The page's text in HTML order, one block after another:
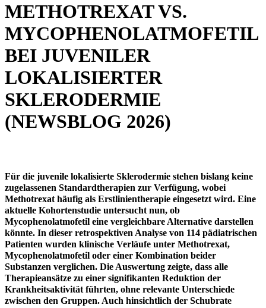
METHOTREXAT VS.
MYCOPHENOLATMOFETIL
BEI JUVENILER
LOKALISIERTER
SKLERODERMIE
(NEWSBLOG 2026)
Für die juvenile lokalisierte Sklerodermie stehen bislang keine
zugelassenen Standardtherapien zur Verfügung, wobei
Methotrexat häufig als Erstlinientherapie eingesetzt wird. Eine
aktuelle Kohortenstudie untersucht nun, ob
Mycophenolatmofetil eine vergleichbare Alternative darstellen
könnte. In dieser retrospektiven Analyse von 114 pädiatrischen
Patienten wurden klinische Verläufe unter Methotrexat,
Mycophenolatmofetil oder einer Kombination beider
Substanzen verglichen. Die Auswertung zeigte, dass alle
Therapieansätze zu einer signifikanten Reduktion der
Krankheitsaktivität führten, ohne relevante Unterschiede
zwischen den Gruppen. Auch hinsichtlich der Schubrate